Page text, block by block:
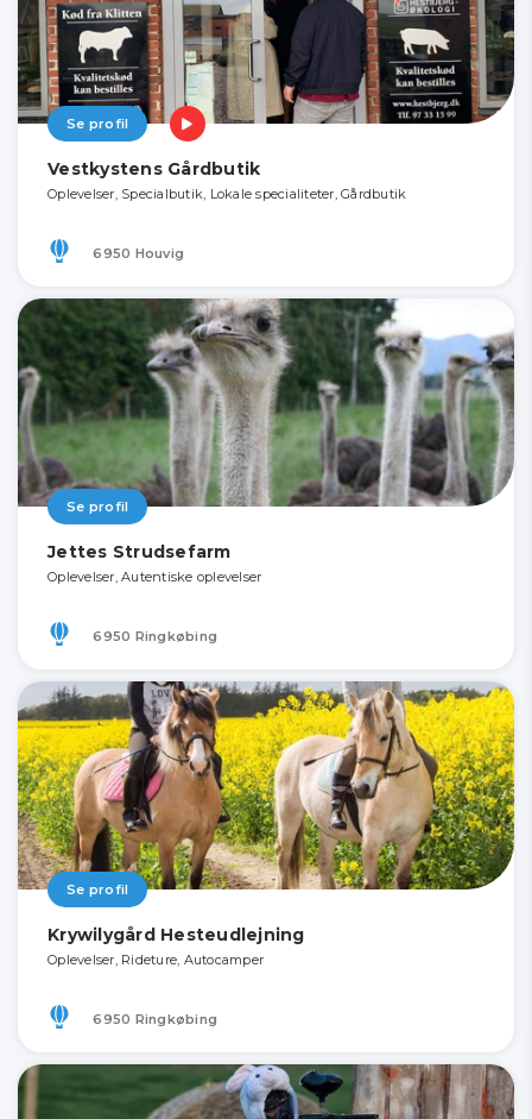
Se profil
Vestkystens Gårdbutik
Oplevelser, Specialbutik, Lokale specialiteter, Gårdbutik
6950 Houvig
Se profil
Jettes Strudsefarm
Oplevelser, Autentiske oplevelser
6950 Ringkøbing
Se profil
Krywilygård Hesteudlejning
Oplevelser, Rideture, Autocamper
6950 Ringkøbing